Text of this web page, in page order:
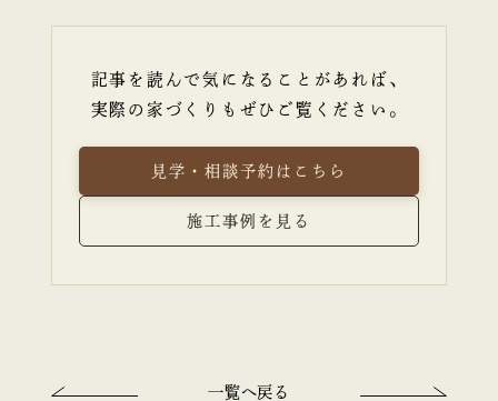
記事を読んで気になることがあれば、
実際の家づくりもぜひご覧ください。
見学・相談予約はこちら
施工事例を見る
一覧へ戻る